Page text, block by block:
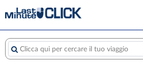
Clicca qui per cercare il tuo viaggio